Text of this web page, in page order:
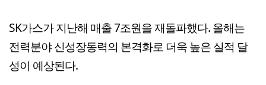
SK가스가 지난해 매출 7조원을 재돌파했다. 올해는
전력분야 신성장동력의 본격화로 더욱 높은 실적 달
성이 예상된다.